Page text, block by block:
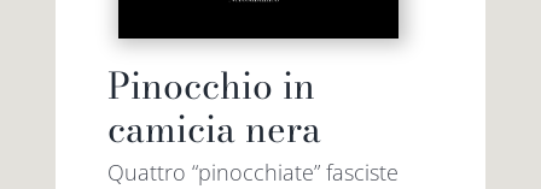
Pinocchio in
camicia nera
Quattro “pinocchiate” fasciste